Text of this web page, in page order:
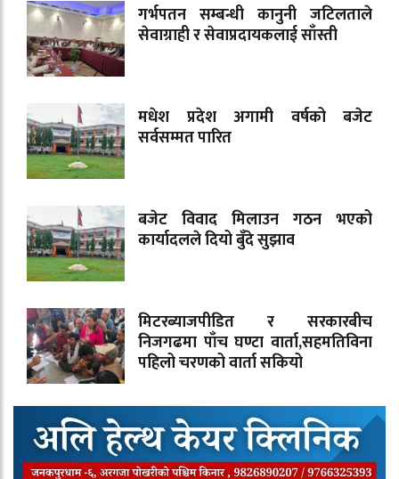
गर्भपतन सम्बन्धी कानुनी जटिलताले
सेवाग्राही र सेवाप्रदायकलाई साँस्ती
मधेश प्रदेश अगामी वर्षको बजेट
सर्वसम्मत पारित
बजेट विवाद मिलाउन गठन भएको
कार्यादलले दियो बुँदे सुझाव
मिटरब्याजपीडित र सरकारबीच
निजगढमा पाँच घण्टा वार्ता,सहमतिविना
पहिलो चरणको वार्ता सकियो